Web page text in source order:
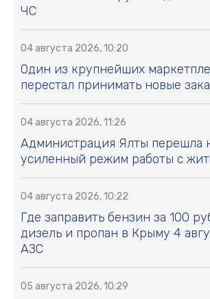
ЧС
04 августа 2026, 10:20
Один из крупнейших
перестал принимать новые
04 августа 2026, 11:26
Администрация Ялты перешла
усиленный режим работы с
04 августа 2026, 10:22
Где заправить бензин за 100
дизель и пропан в Крыму 4
АЗС
05 августа 2026, 10:29